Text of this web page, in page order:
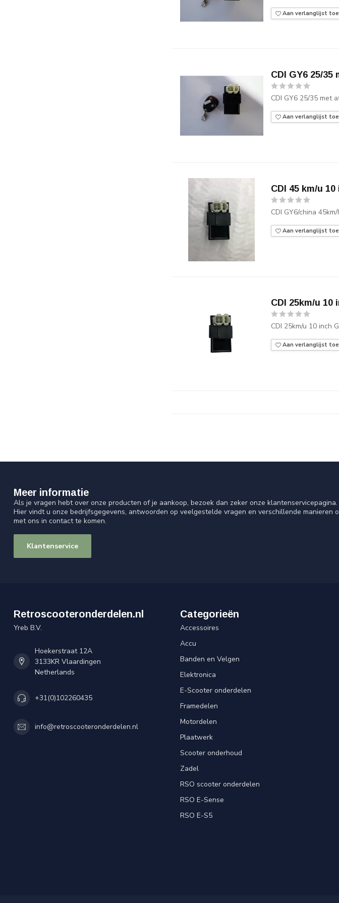
Aan verlanglijst
CDI GY6 25/
CDI GY6 25/35 met
Aan verlanglijst
CDI 45 km/u
CDI GY6/china 45km/
Aan verlanglijst
CDI 25km/u 10
CDI 25km/u 10 inch
Aan verlanglijst
Meer informatie
Als je vragen hebt over onze producten of je aankoop, bezoek dan zeker onze klantenservicepagina.
Hier vindt u onze bedrijfsgegevens, antwoorden op veelgestelde vragen en verschillende manieren
met ons in contact te komen.
Klantenservice
Retroscooteronderdelen.nl
Yreb B.V.
Hoekerstraat 12A
3133KR Vlaardingen
Netherlands
+31(0)102260435
info@retroscooteronderdelen.nl
Categorieën
Accessoires
Accu
Banden en Velgen
Elektronica
E-Scooter onderdelen
Framedelen
Motordelen
Plaatwerk
Scooter onderhoud
Zadel
RSO scooter onderdelen
RSO E-Sense
RSO E-S5